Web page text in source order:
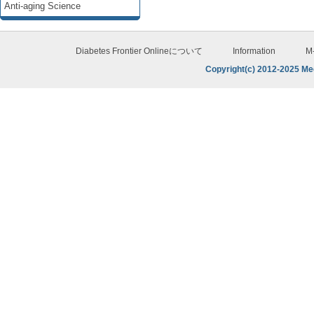
Anti-aging Science
Diabetes Frontier Onlineについて Information
Copyright(c) 2012-2025